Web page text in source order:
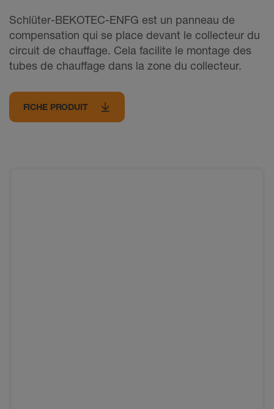
Schlüter-BEKOTEC-ENFG est un panneau de
compensation qui se place devant le collecteur du
circuit de chauffage. Cela facilite le montage des
tubes de chauffage dans la zone du collecteur.
FICHE PRODUIT